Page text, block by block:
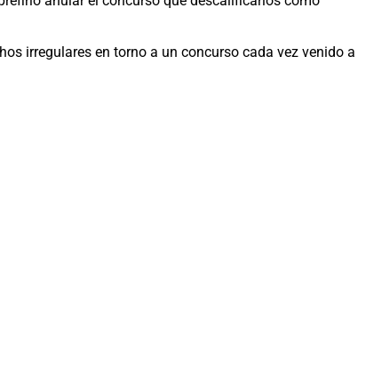
irregulares en torno a un concurso cada vez venido a